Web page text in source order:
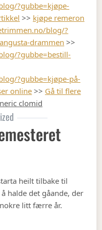
?gubbe=kjøpe-
>> kjøpe remeron
blog/?
drammen >>
?gubbe=bestill-
?gubbe=kjøpe-på-
online >> Gå til flere
clomid
heilt tilbake til
halde det gåande, der
litt færre år.